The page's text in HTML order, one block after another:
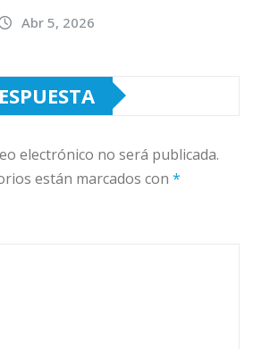
Abr 5, 2026
electrónico no será publicada.
están marcados con *